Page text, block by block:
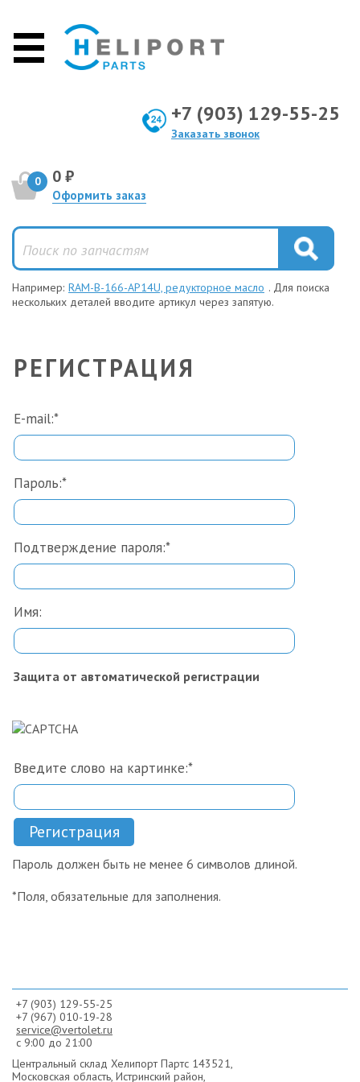
+7 (903) 129-55-25
Заказать звонок
0 0 ₽
Оформить заказ
Например: RAM-B-166-AP14U, редукторное масло . Для поиска
нескольких деталей вводите артикул через запятую.
РЕГИСТРАЦИЯ
E-mail:*
Пароль:*
Подтверждение пароля:*
Имя:
Защита от автоматической регистрации
Введите слово на картинке:*
Регистрация
Пароль должен быть не менее 6 символов длиной.
*Поля, обязательные для заполнения.
+7 (903) 129-55-25
+7 (967) 010-19-28
service@vertolet.ru
с 9:00 до 21:00
Центральный склад Хелипорт Партс 143521,
Московская область, Истринский район,